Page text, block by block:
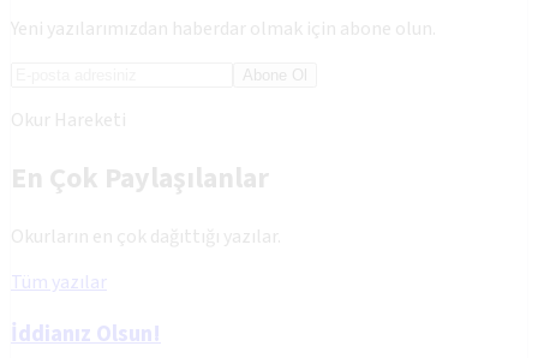
Yeni yazılarımızdan haberdar olmak için abone olun.
Abone Ol
Okur Hareketi
En Çok Paylaşılanlar
Okurların en çok dağıttığı yazılar.
Tüm yazılar
İddianız Olsun!